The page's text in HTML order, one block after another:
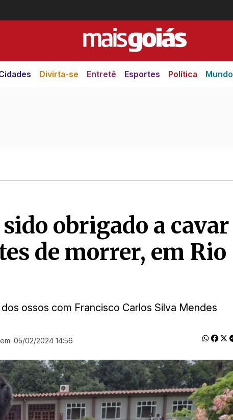
Divirta-se Entretê Esportes Política Mundo
obrigado a cavar
de morrer, em Rio
ossos com Francisco Carlos Silva Mendes
05/02/2024 14:56